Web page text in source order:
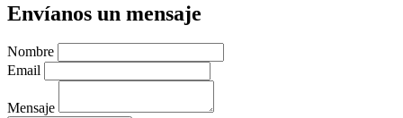
Envíanos un mensaje
Nombre
Email
Mensaje